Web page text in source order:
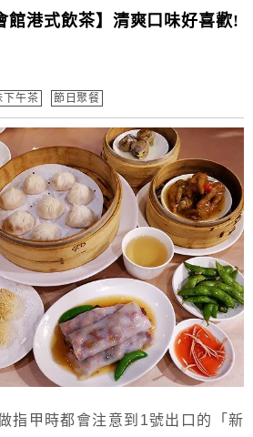
館港式飲茶】清爽口味好喜歡!
下午茶 節日聚餐
指甲時都會注意到1號出口的「新